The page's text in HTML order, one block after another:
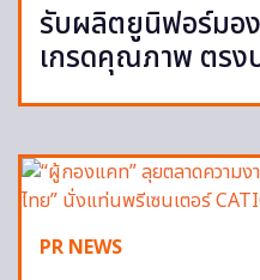
รับผลิตยูนิฟอร์มอ
เกรดคุณภาพ ตรง
PR NEWS